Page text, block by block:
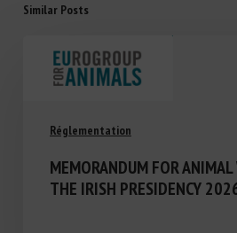
Similar Posts
Réglementation
MEMORANDUM FOR
THE IRISH PRESIDENCY